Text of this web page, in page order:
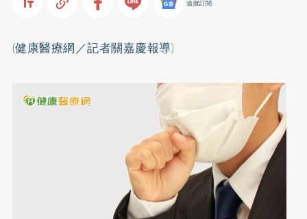
追蹤訂閱
(健康醫療網／記者關嘉慶報導)